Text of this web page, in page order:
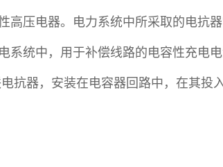
高压电器。电力系统中所采取的电抗
系统中，用于补偿线路的电容性充电
抗器，安装在电容器回路中，在其投